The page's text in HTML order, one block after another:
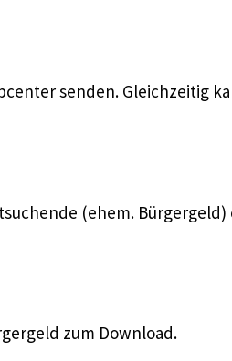
senden. Gleichzeitig
(ehem.
zum Download.